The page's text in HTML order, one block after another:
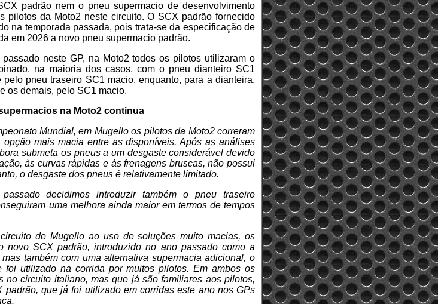
padrão nem o pneu supermacio de desenvolvimento
pilotos da Moto2 neste circuito. O SCX padrão fornecido
na temporada passada, pois trata-se da especificação de
em 2026 a novo pneu supermacio padrão.
neste GP, na Moto2 todos os pilotos utilizaram o
na maioria dos casos, com o pneu dianteiro SC1
pneu traseiro SC1 macio, enquanto, para a dianteira,
os demais, pelo SC1 macio.
na Moto2 continua
Mundial, em Mugello os pilotos da Moto2 correram
mais macia entre as disponíveis. Após as análises
submeta os pneus a um desgaste considerável devido
às curvas rápidas e às frenagens bruscas, não possui
o desgaste dos pneus é relativamente limitado.
decidimos introduzir também o pneu traseiro
uma melhora ainda maior em termos de tempos
de Mugello ao uso de soluções muito macias, os
novo SCX padrão, introduzido no ano passado como a
também com uma alternativa supermacia adicional, o
utilizado na corrida por muitos pilotos. Em ambos os
no circuito italiano, mas que já são familiares aos pilotos,
que já foi utilizado em corridas este ano nos GPs